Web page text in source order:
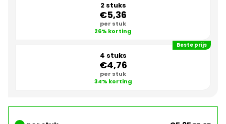
2 stuks
€5,36
per stuk
26% korting
Beste prijs
4 stuks
€4,76
per stuk
34% korting